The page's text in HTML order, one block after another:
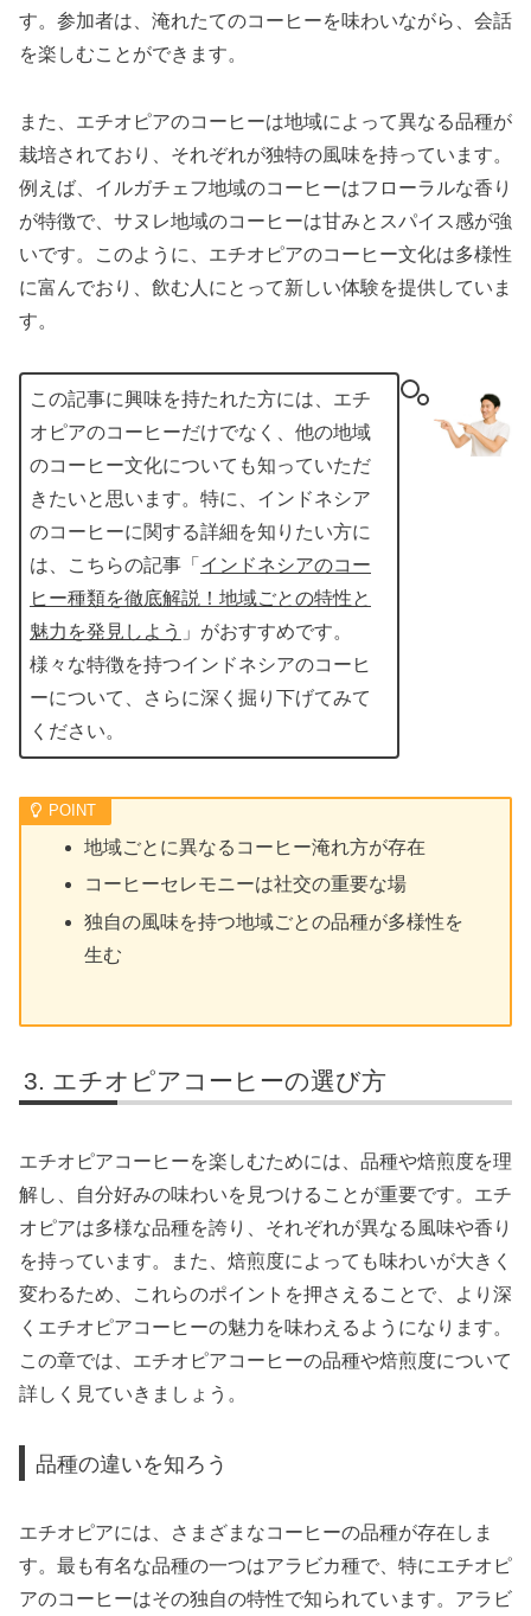
す。参加者は、淹れたてのコーヒーを味わいながら、会話
を楽しむことができます。
また、エチオピアのコーヒーは地域によって異なる品種が
栽培されており、それぞれが独特の風味を持っています。
例えば、イルガチェフ地域のコーヒーはフローラルな香り
が特徴で、サヌレ地域のコーヒーは甘みとスパイス感が強
いです。このように、エチオピアのコーヒー文化は多様性
に富んでおり、飲む人にとって新しい体験を提供していま
す。
この記事に興味を持たれた方には、エチ
オピアのコーヒーだけでなく、他の地域
のコーヒー文化についても知っていただ
きたいと思います。特に、インドネシア
のコーヒーに関する詳細を知りたい方に
は、こちらの記事「 インドネシアのコー
ヒー種類を徹底解説！地域ごとの特性と
魅力を発見しよう 」がおすすめです。
様々な特徴を持つインドネシアのコーヒ
ーについて、さらに深く掘り下げてみて
ください。
地域ごとに異なるコーヒー淹れ方が存在
コーヒーセレモニーは社交の重要な場
独自の風味を持つ地域ごとの品種が多様性を
生む
エチオピアコーヒーの選び方
エチオピアコーヒーを楽しむためには、品種や焙煎度を理
解し、自分好みの味わいを見つけることが重要です。エチ
オピアは多様な品種を誇り、それぞれが異なる風味や香り
を持っています。また、焙煎度によっても味わいが大きく
変わるため、これらのポイントを押さえることで、より深
くエチオピアコーヒーの魅力を味わえるようになります。
この章では、エチオピアコーヒーの品種や焙煎度について
詳しく見ていきましょう。
品種の違いを知ろう
エチオピアには、さまざまなコーヒーの品種が存在しま
す。最も有名な品種の一つはアラビカ種で、特にエチオピ
アのコーヒーはその独自の特性で知られています。アラビ